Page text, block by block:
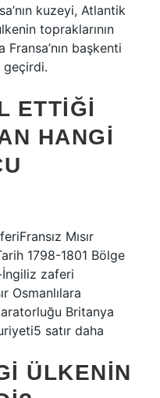
kuzeyi, Atlantik
topraklarının
başkenti
geçirdi.
ETTIĞI
HANGI
Mısır
1798-1801 Bölge
İngiliz zaferi
Osmanlılara
Britanya
satır daha
ÜLKENIN